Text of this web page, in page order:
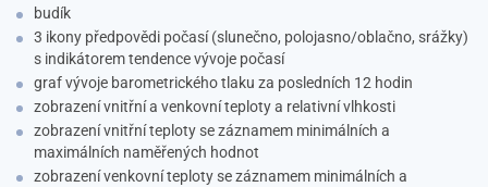
budík
3 ikony předpovědi počasí (slunečno, polojasno/oblačno, srážky)
s indikátorem tendence vývoje počasí
graf vývoje barometrického tlaku za posledních 12 hodin
zobrazení vnitřní a venkovní teploty a relativní vlhkosti
zobrazení vnitřní teploty se záznamem minimálních a
maximálních naměřených hodnot
zobrazení venkovní teploty se záznamem minimálních a